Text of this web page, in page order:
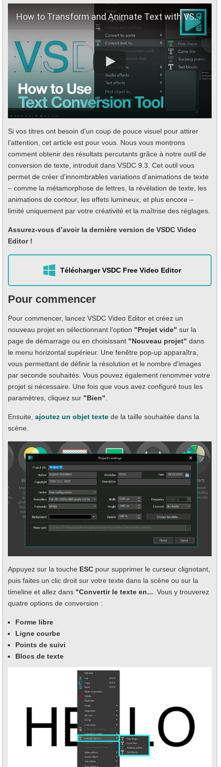
How to Transform and Animate Text with VSDC
Si vos titres ont besoin d’un coup de pouce visuel pour attirer
l’attention, cet article est pour vous. Nous vous montrons
comment obtenir des résultats percutants grâce à notre outil de
conversion de texte, introduit dans VSDC 9.3. Cet outil vous
permet de créer d'innombrables variations d'animations de texte
– comme la métamorphose de lettres, la révélation de texte, les
animations de contour, les effets lumineux, et plus encore –
limité uniquement par votre créativité et la maîtrise des réglages.
Assurez-vous d’avoir la dernière version de VSDC Video
Editor !
Télécharger VSDC Free Video Editor
Pour commencer
Pour commencer, lancez VSDC Video Editor et créez un
nouveau projet en sélectionnant l’option "Projet vide" sur la
page de démarrage ou en choisissant "Nouveau projet" dans
le menu horizontal supérieur. Une fenêtre pop-up apparaîtra,
vous permettant de définir la résolution et le nombre d'images
par seconde souhaités. Vous pouvez également renommer votre
projet si nécessaire. Une fois que vous avez configuré tous les
paramètres, cliquez sur "Bien"
Ensuite, ajoutez un objet texte de la taille souhaitée dans la
scène.
Appuyez sur la touche ESC pour supprimer le curseur clignotant,
puis faites un clic droit sur votre texte dans la scène ou sur la
timeline et allez dans "Convertir le texte en... . Vous y trouverez
quatre options de conversion :
Forme libre
Ligne courbe
Points de suivi
Blocs de texte